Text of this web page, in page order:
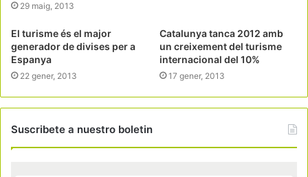
29 maig, 2013
El turisme és el major
generador de divises per a
Espanya
22 gener, 2013
Catalunya tanca 2012 amb
un creixement del turisme
internacional del 10%
17 gener, 2013
Suscribete a nuestro boletin